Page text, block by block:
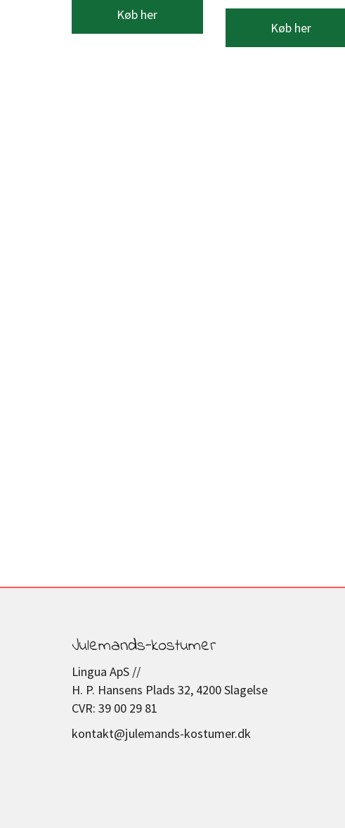
Køb her
Køb her
Julemands-kostumer
Lingua ApS //
H. P. Hansens Plads 32, 4200 Slagelse
CVR: 39 00 29 81
kontakt@julemands-kostumer.dk